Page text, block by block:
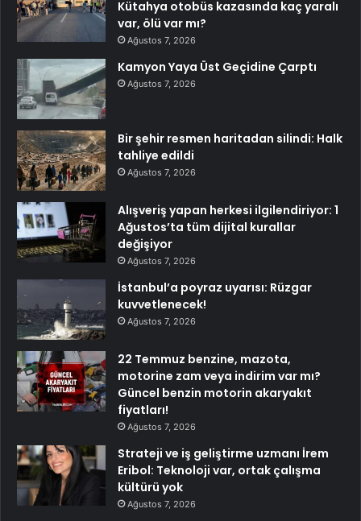
Kütahya otobüs kazasında kaç yaralı
var, ölü var mı?
Ağustos 7, 2026
Kamyon Yaya Üst Geçidine Çarptı
Ağustos 7, 2026
Bir şehir resmen haritadan silindi: Halk
tahliye edildi
Ağustos 7, 2026
Alışveriş yapan herkesi ilgilendiriyor: 1
Ağustos’ta tüm dijital kurallar
değişiyor
Ağustos 7, 2026
İstanbul’a poyraz uyarısı: Rüzgar
kuvvetlenecek!
Ağustos 7, 2026
22 Temmuz benzine, mazota,
motorine zam veya indirim var mı?
Güncel benzin motorin akaryakıt
fiyatları!
Ağustos 7, 2026
Strateji ve iş geliştirme uzmanı İrem
Eribol: Teknoloji var, ortak çalışma
kültürü yok
Ağustos 7, 2026